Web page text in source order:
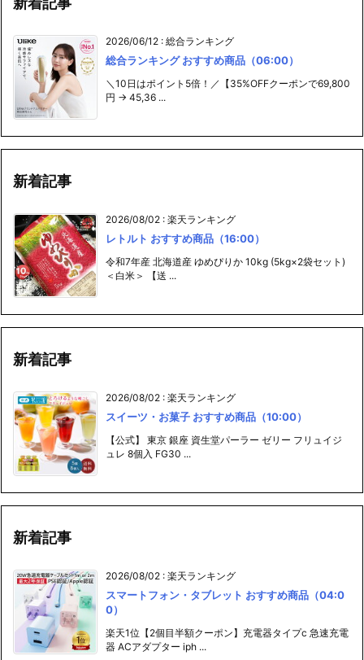
2026/06/12 : 総合ランキング
総合ランキング おすすめ商品（06:00）
＼10日はポイント5倍！／【35%OFFクーポンで69,800
円 → 45,36 ...
新着記事
2026/08/02 : 楽天ランキング
レトルト おすすめ商品（16:00）
令和7年産 北海道産 ゆめぴりか 10kg (5kg×2袋セット)
＜白米＞ 【送 ...
新着記事
2026/08/02 : 楽天ランキング
スイーツ・お菓子 おすすめ商品（10:00）
【公式】 東京 銀座 資生堂パーラー ゼリー フリュイジ
ュレ 8個入 FG30 ...
新着記事
2026/08/02 : 楽天ランキング
スマートフォン・タブレット おすすめ商品（04:0
0）
楽天1位【2個目半額クーポン】充電器タイプc 急速充電
器 ACアダプター iph ...